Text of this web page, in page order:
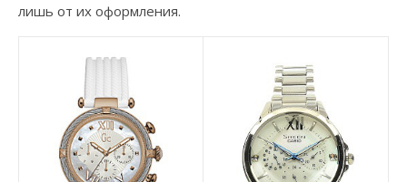
лишь от их оформления.